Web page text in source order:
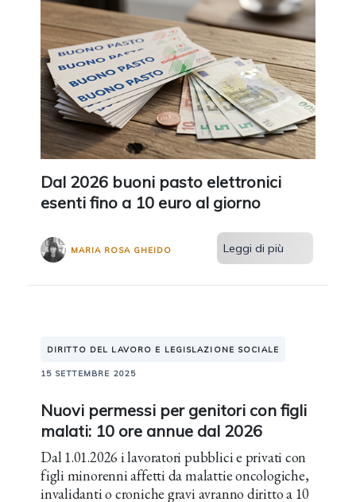
Dal 2026 buoni pasto elettronici
esenti fino a 10 euro al giorno
MARIA ROSA GHEIDO Leggi di più
DIRITTO DEL LAVORO E LEGISLAZIONE SOCIALE
15 SETTEMBRE 2025
Nuovi permessi per genitori con figli
malati: 10 ore annue dal 2026
Dal 1.01.2026 i lavoratori pubblici e privati con
figli minorenni affetti da malattie oncologiche,
invalidanti o croniche gravi avranno diritto a 10